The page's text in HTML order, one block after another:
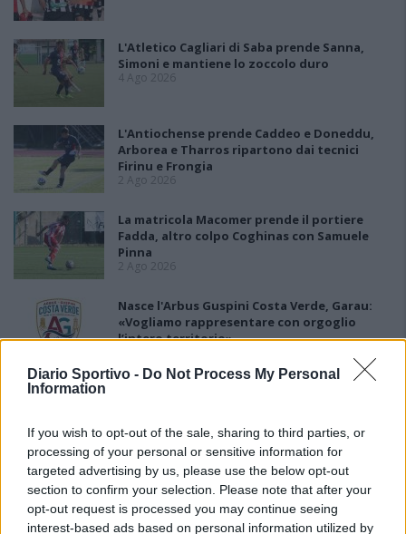
Diario Sportivo - Do Not Process My Personal
Information
If you wish to opt-out of the sale, sharing to third parties, or
processing of your personal or sensitive information for
targeted advertising by us, please use the below opt-out
section to confirm your selection. Please note that after your
opt-out request is processed you may continue seeing
interest-based ads based on personal information utilized by
L'Atletico Cagliari di Saba prende Sanna,
Simoni e mantiene lo zoccolo duro
4 Ago 2026
L'Antiochense prende Caddeo e Doneddu,
Arborea e Tharros ripartono dai tecnici
Firinu e Frongia
2 Ago 2026
La matricola Macomer prende il portiere
Fadda, altro colpo Coghinas con Samuele
Pinna
2 Ago 2026
Nasce l'Arbus Guspini Costa Verde, Garau:
«Vogliamo rappresentare con orgoglio
l’intero territorio»